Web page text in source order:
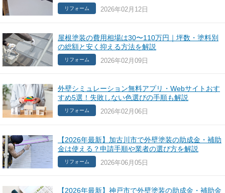
リフォーム 2026年02月12日
屋根塗装の費用相場は30〜110万円｜坪数・塗料別
の総額と安く抑える方法を解説
リフォーム 2026年02月09日
外壁シミュレーション無料アプリ・Webサイトおす
すめ5選！失敗しない色選びの手順も解説
リフォーム 2026年02月06日
【2026年最新】加古川市で外壁塗装の助成金・補助
金は使える？申請手順や業者の選び方を解説
リフォーム 2026年06月05日
【2026年最新】神戸市で外壁塗装の助成金・補助金